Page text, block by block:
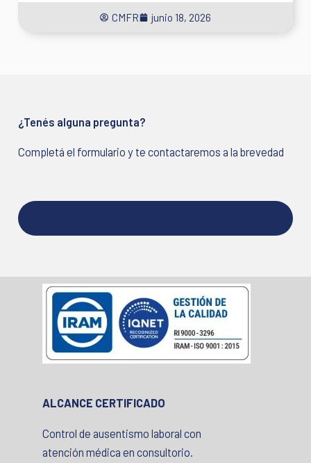
CMFR junio 18, 2026
¿Tenés alguna pregunta?
Completá el formulario y te contactaremos a la brevedad
ALCANCE CERTIFICADO
Control de ausentismo laboral con
atención médica en consultorio.